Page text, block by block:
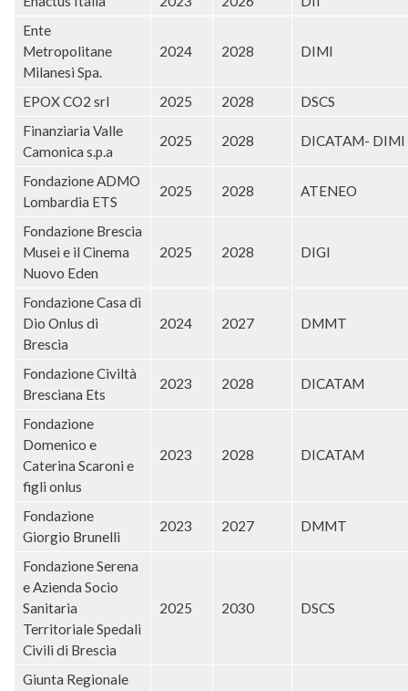
Ente
Metropolitane
Milanesi Spa.
2024 2028 DIMI
EPOX CO2 srl 2025 2028
DSCS
Finanziaria Valle
Camonica s.p.a
2025 2028 DICATAM- DIMI
Fondazione ADMO
Lombardia ETS
2025 2028 ATENEO
Fondazione Brescia
Musei e il Cinema
Nuovo Eden
2025 2028 DIGI
Fondazione Casa di
Dio Onlus di
Brescia
2024 2027 DMMT
Fondazione Civiltà
Bresciana Ets
2023 2028 DICATAM
Fondazione
Domenico e
Caterina Scaroni e
figli onlus
2023 2028 DICATAM
Fondazione
Giorgio Brunelli
2023 2027 DMMT
Fondazione Serena
e Azienda Socio
Sanitaria
Territoriale Spedali
Civili di Brescia
2025 2030 DSCS
Giunta Regionale